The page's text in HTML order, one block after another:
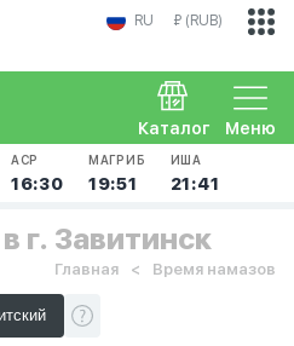
RU ₽ (RUB)
Меню
Каталог
АСР
16:30
МАГРИБ
19:51
ИША
21:41
г. Завитинск
Главная Время намазов